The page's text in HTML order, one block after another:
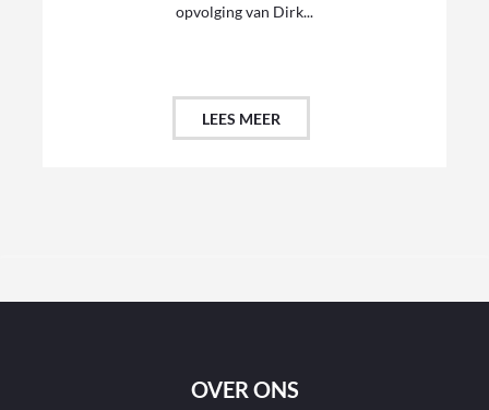
opvolging van Dirk...
LEES MEER
OVER ONS